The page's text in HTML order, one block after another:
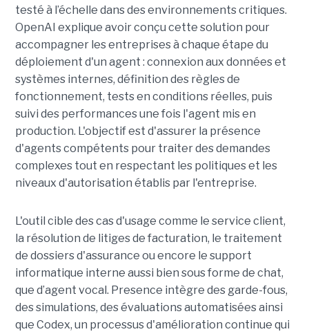
testé à l’échelle dans des environnements critiques.
OpenAI explique avoir conçu cette solution pour
accompagner les entreprises à chaque étape du
déploiement d'un agent : connexion aux données et
systèmes internes, définition des règles de
fonctionnement, tests en conditions réelles, puis
suivi des performances une fois l'agent mis en
production. L'objectif est d'assurer la présence
d'agents compétents pour traiter des demandes
complexes tout en respectant les politiques et les
niveaux d'autorisation établis par l'entreprise.
L'outil cible des cas d'usage comme le service client,
la résolution de litiges de facturation, le traitement
de dossiers d'assurance ou encore le support
informatique interne aussi bien sous forme de chat,
que d’agent vocal. Presence intègre des garde-fous,
des simulations, des évaluations automatisées ainsi
que Codex, un processus d'amélioration continue qui